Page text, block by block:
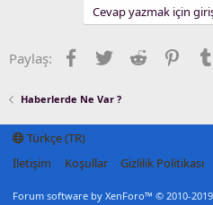
Cevap yazmak için
Paylaş: Facebook
TwitterReddit
Haberlerde Ne Var ?
Türkçe (TR)
İletişim
Koşullar Gizlilik Politikası
Forum software by XenForo™ © 2010-